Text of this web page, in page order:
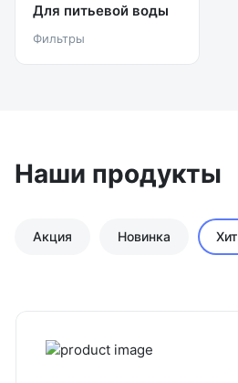
Для питьевой воды
Фильтры
Наши продукты
Акция Новинка Хит